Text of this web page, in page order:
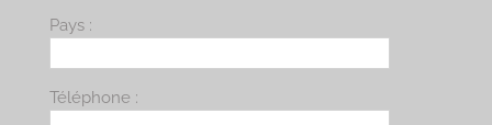
Pays :
Téléphone :